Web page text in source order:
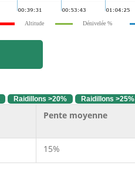
Altitude Dénivelée %
Raidillons >20% Raidillons >25%
Pente moyenne
15%